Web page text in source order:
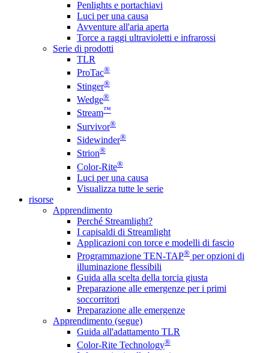
Penlights e portachiavi
Luci per una causa
Avventure all'aria aperta
Torce a raggi ultravioletti e infrarossi
Serie di prodotti
TLR
ProTac®
Stinger®
Wedge®
Stream™
Survivor®
Sidewinder®
Strion®
Color-Rite®
Luci per una causa
Visualizza tutte le serie
risorse
Apprendimento
Perché Streamlight?
I capisaldi di Streamlight
Applicazioni con torce e modelli di fascio
Programmazione TEN-TAP® per opzioni di
illuminazione flessibili
Guida alla scelta della torcia giusta
Preparazione alle emergenze per i primi
soccorritori
Preparazione alle emergenze
Apprendimento (segue)
Guida all'adattamento TLR
Color-Rite Technology®